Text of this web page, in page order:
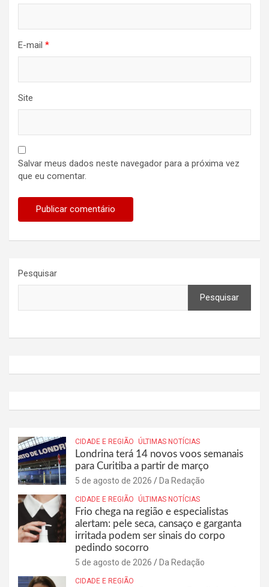
E-mail *
Site
Salvar meus dados neste navegador para a próxima vez
que eu comentar.
Pesquisar
Pesquisar
CIDADE E REGIÃO ÚLTIMAS NOTÍCIAS
Londrina terá 14 novos voos semanais
para Curitiba a partir de março
5 de agosto de 2026 Da Redação
CIDADE E REGIÃO ÚLTIMAS NOTÍCIAS
Frio chega na região e especialistas
alertam: pele seca, cansaço e garganta
irritada podem ser sinais do corpo
pedindo socorro
5 de agosto de 2026 Da Redação
CIDADE E REGIÃO